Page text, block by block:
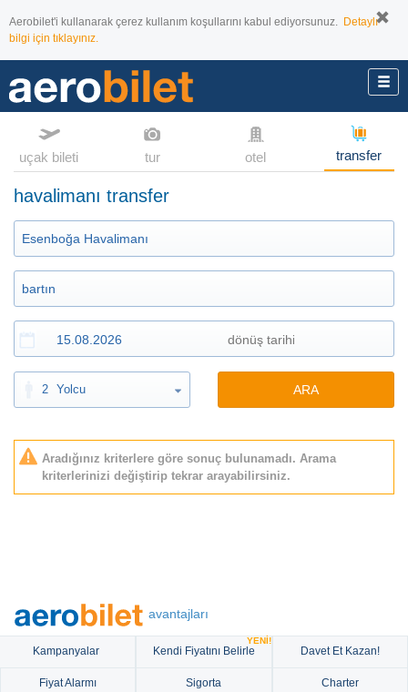
Aerobilet'i kullanarak çerez kullanım koşullarını kabul ediyorsunuz. Detaylı
bilgi için tıklayınız.
uçak bileti tur otel transfer
havalimanı transfer
2 Yolcu ARA
Aradığınız kriterlere göre sonuç bulunamadı. Arama
kriterlerinizi değiştirip tekrar arayabilirsiniz.
avantajları
Kampanyalar Kendi Fiyatını Belirle
YENİ!
Davet Et Kazan!
Fiyat Alarmı Sigorta Charter